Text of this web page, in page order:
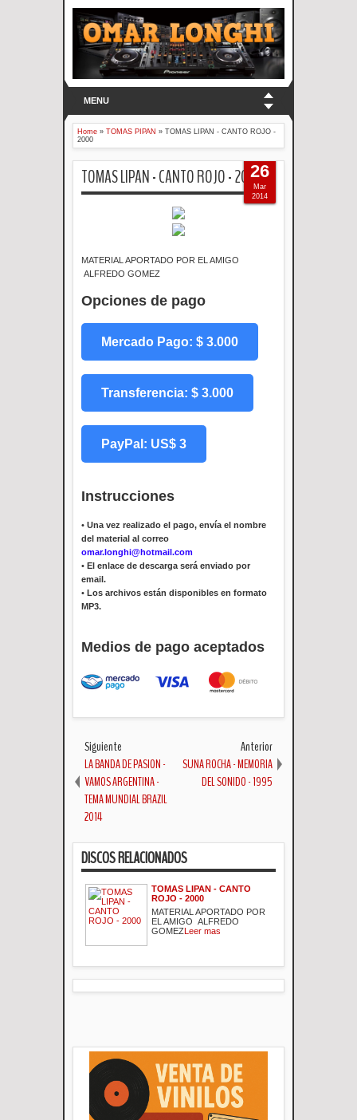
MENU
Home » TOMAS PIPAN » TOMAS LIPAN - CANTO ROJO -
2000
TOMAS LIPAN - CANTO ROJO - 2000
MATERIAL APORTADO POR EL AMIGO
ALFREDO GOMEZ
Opciones de pago
Mercado Pago: $ 3.000
Transferencia: $ 3.000
PayPal: US$ 3
Instrucciones
• Una vez realizado el pago, envía el nombre
del material al correo
omar.longhi@hotmail.com
• El enlace de descarga será enviado por
email.
• Los archivos están disponibles en formato
MP3.
Medios de pago aceptados
26
Mar
2014
Siguiente
LA BANDA DE PASION -
VAMOS ARGENTINA -
TEMA MUNDIAL BRAZIL
2014
Anterior
SUNA ROCHA - MEMORIA
DEL SONIDO - 1995
DISCOS RELACIONADOS
TOMAS LIPAN - CANTO
ROJO - 2000
MATERIAL APORTADO POR
EL AMIGO ALFREDO
GOMEZLeer mas